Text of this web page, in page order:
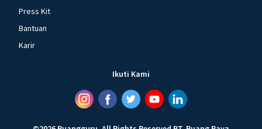
Press Kit
Bantuan
Karir
Ikuti Kami